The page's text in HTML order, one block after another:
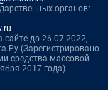
органов:
до 26.07.2022,
(Зарегистрировано
средства массовой
2017 года)